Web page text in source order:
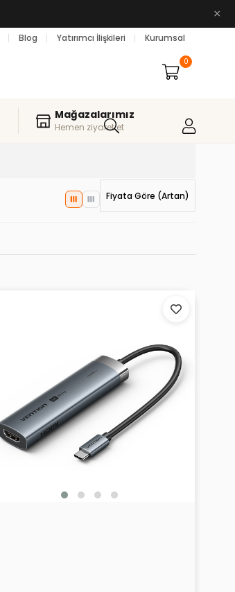
×
Blog Yatırımcı İlişkileri Kurumsal
0
Mağazalarımız
Hemen ziyaret et
Fiyata Göre (Artan)